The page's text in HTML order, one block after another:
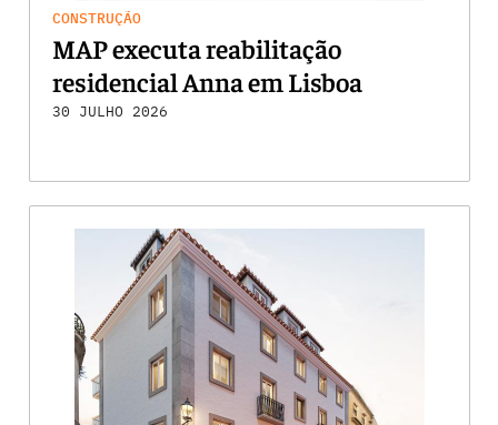
CONSTRUÇÃO
MAP executa reabilitação
residencial Anna em Lisboa
30 JULHO 2026